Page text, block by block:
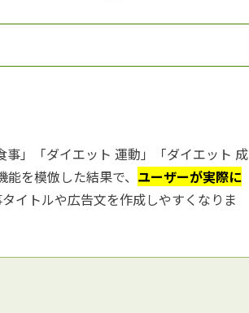
」「ダイエット 運動」「ダイエット 成
を模倣した結果で、 ユーザーが実際に
イトルや広告文を作成しやすくなりま